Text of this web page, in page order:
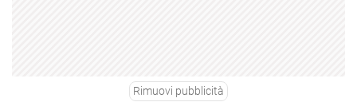
Rimuovi pubblicità